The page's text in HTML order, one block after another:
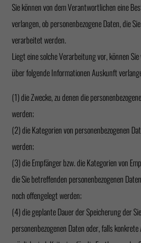
Sie können von dem Verantwortlichen eine
verlangen, ob personenbezogene Daten, die
verarbeitet werden.
Liegt eine solche Verarbeitung vor, können
über folgende Informationen Auskunft
(1) die Zwecke, zu denen die
werden;
(2) die Kategorien von personenbezogenen
werden;
(3) die Empfänger bzw. die Kategorien von
die Sie betreffenden personenbezogenen
noch offengelegt werden;
(4) die geplante Dauer der Speicherung der
personenbezogenen Daten oder, falls